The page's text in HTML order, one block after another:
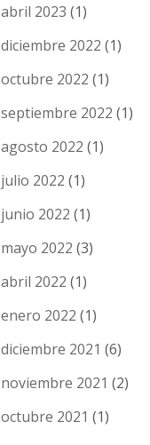
abril 2023 (1)
diciembre 2022 (1)
octubre 2022 (1)
septiembre 2022 (1)
agosto 2022 (1)
julio 2022 (1)
junio 2022 (1)
mayo 2022 (3)
abril 2022 (1)
enero 2022 (1)
diciembre 2021 (6)
noviembre 2021 (2)
octubre 2021 (1)